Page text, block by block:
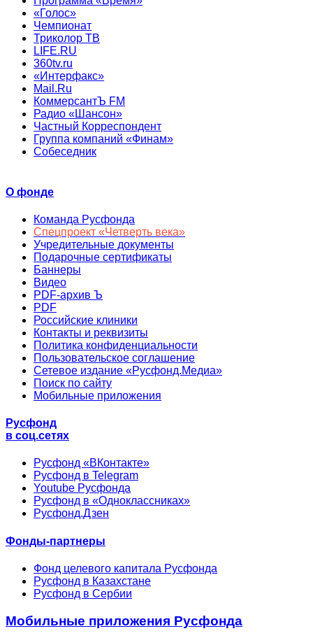
«Голос»
Чемпионат
Триколор ТВ
LIFE.RU
360tv.ru
«Интерфакс»
Mail.Ru
КоммерсантЪ FM
Радио «Шансон»
Частный Корреспондент
Группа компаний «Финам»
Собеседник
О фонде
Команда Русфонда
Спецпроект «Четверть века»
Учредительные документы
Подарочные сертификаты
Баннеры
Видео
PDF-архив Ъ
PDF
Российские клиники
Контакты и реквизиты
Политика конфиденциальности
Пользовательское соглашение
Сетевое издание «Русфонд.Медиа»
Поиск по сайту
Мобильные приложения
Русфонд
в соц.сетях
Русфонд «ВКонтакте»
Русфонд в Telegram
Youtube Русфонда
Русфонд в «Одноклассниках»
Русфонд.Дзен
Фонды-партнеры
Фонд целевого капитала Русфонда
Русфонд в Казахстане
Русфонд в Сербии
Мобильные приложения Русфонда